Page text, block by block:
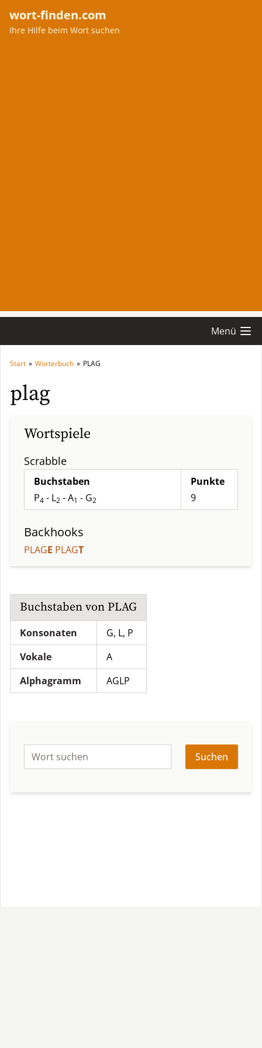
wort-finden.com
Ihre Hilfe beim Wort suchen
Menü
Start » Wörterbuch » PLAG
plag
Wortspiele
Scrabble
Buchstaben
P4 - L2 - A1 - G2
Punkte
9
Backhooks
PLAGE PLAGT
Buchstaben von PLAG
Konsonaten
G, L, P
Vokale
A
Alphagramm
AGLP
Suchen